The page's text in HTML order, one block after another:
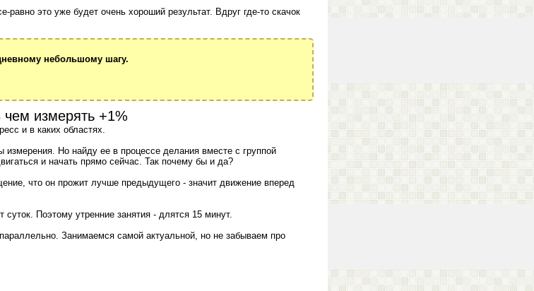
это уже будет очень хороший результат. Вдруг где-то скачок
небольшому шагу.
чем измерять +1%
и в каких областях.
измерения. Но найду ее в процессе делания вместе с группой
и начать прямо сейчас. Так почему бы и да?
что он прожит лучше предыдущего - значит движение вперед
Поэтому утренние занятия - длятся 15 минут.
Занимаемся самой актуальной, но не забываем про